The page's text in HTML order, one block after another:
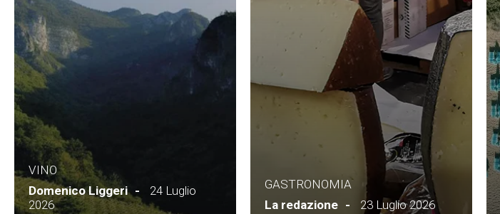
VINO
Domenico Liggeri
24 Luglio
2026
GASTRONOMIA
La redazione
23 Luglio 2026